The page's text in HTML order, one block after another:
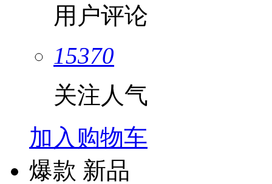
用户评论
15370
关注人气
加入购物车
爆款 新品